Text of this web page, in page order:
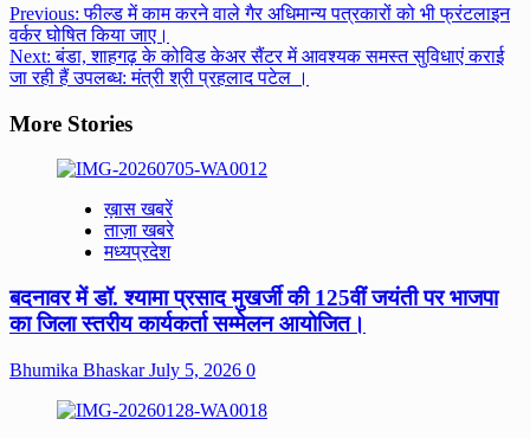
Post
navigation
Previous:फील्ड में काम करने वाले गैर अधिमान्य पत्रकारों को भी फ्रंटलाइन
वर्कर घोषित किया जाए।
Next:बंडा, शाहगढ़ के कोविड केअर सैंटर में आवश्यक समस्त सुविधाएं कराई
जा रही हैं उपलब्ध: मंत्री श्री प्रहलाद पटेल ।
More Stories
ख़ास खबरें
ताज़ा खबरे
मध्यप्रदेश
बदनावर में डॉ. श्यामा प्रसाद मुखर्जी की 125वीं जयंती पर भाजपा
का जिला स्तरीय कार्यकर्ता सम्मेलन आयोजित।
Bhumika BhaskarJuly 5, 2026 0